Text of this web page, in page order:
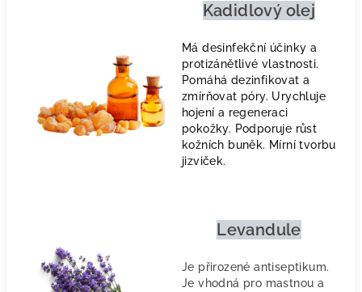
Kadidlový olej
Má desinfekční účinky a
protizánětlivé vlastnosti.
Pomáhá dezinfikovat a
zmírňovat póry. Urychluje
hojení a regeneraci
pokožky. Podporuje růst
kožních buněk. Mírní tvorbu
jizviček.
Levandule
Je přirozené antiseptikum.
Je vhodná pro mastnou a